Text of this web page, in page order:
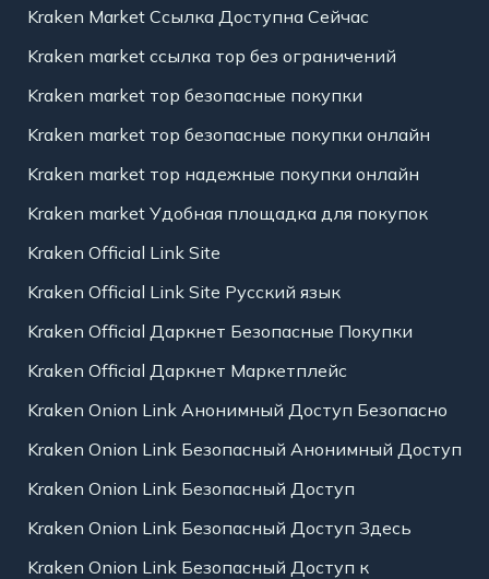
Kraken Market Ссылка Доступна Сейчас
Kraken market ссылка тор без ограничений
Kraken market тор безопасные покупки
Kraken market тор безопасные покупки онлайн
Kraken market тор надежные покупки онлайн
Kraken market Удобная площадка для покупок
Kraken Official Link Site
Kraken Official Link Site Русский язык
Kraken Official Даркнет Безопасные Покупки
Kraken Official Даркнет Маркетплейс
Kraken Onion Link Анонимный Доступ Безопасно
Kraken Onion Link Безопасный Анонимный Доступ
Kraken Onion Link Безопасный Доступ
Kraken Onion Link Безопасный Доступ Здесь
Kraken Onion Link Безопасный Доступ к